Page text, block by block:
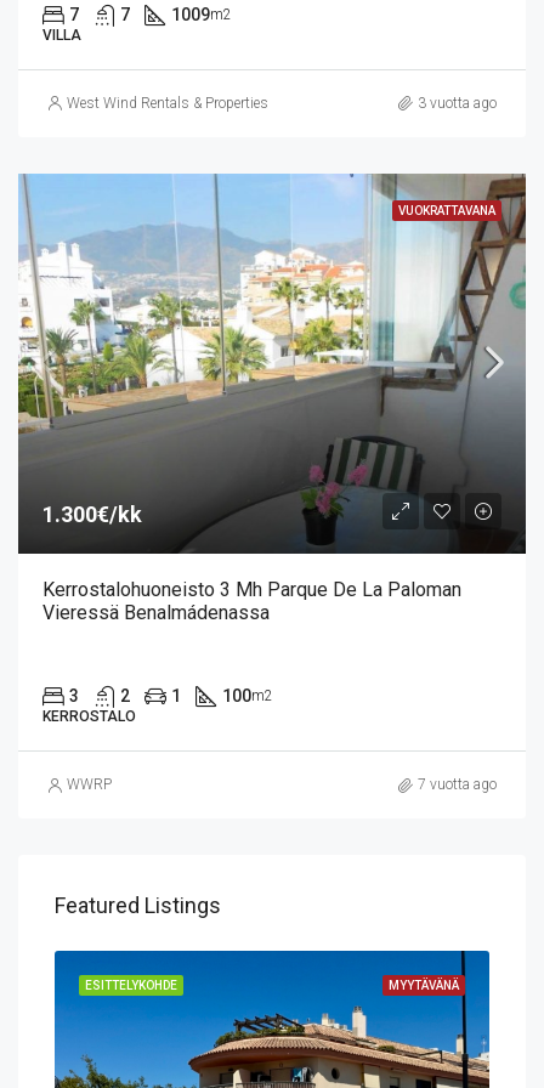
7 7 1009m2
VILLA
West Wind Rentals & Properties 3 vuotta ago
VUOKRATTAVANA
1.300€/kk
Kerrostalohuoneisto 3 Mh Parque De La Paloman
Vieressä Benalmádenassa
3 2 1 100m2
KERROSTALO
WWRP 7 vuotta ago
Featured Listings
MYYTÄVÄNÄ
ESITTELYKOHDE